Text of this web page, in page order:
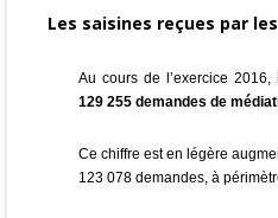
Les saisines reçues par
Au cours de l’exercice
129 255 demandes de
Ce chiffre est en légère
123 078 demandes, à